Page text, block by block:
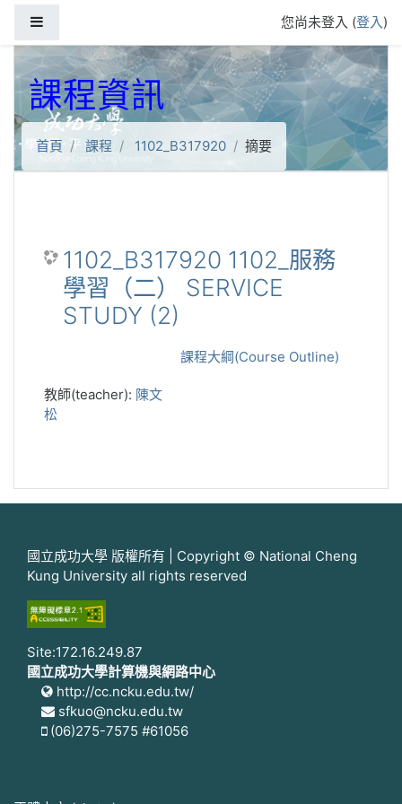
您尚未登入 (登入)
課程資訊
首頁 課程 1102_B317920 摘要
1102_B317920 1102_服務
學習（二） SERVICE
STUDY (2)
課程大綱(Course Outline)
教師(teacher): 陳文
松
國立成功大學 版權所有 | Copyright © National Cheng
Kung University all rights reserved
Site:172.16.249.87
國立成功大學計算機與網路中心
http://cc.ncku.edu.tw/
sfkuo@ncku.edu.tw
(06)275-7575 #61056